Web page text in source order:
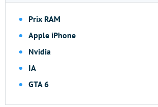
Prix RAM
Apple iPhone
Nvidia
IA
GTA 6